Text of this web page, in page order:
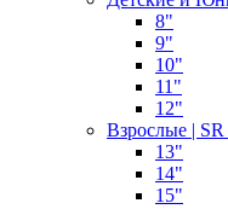
8"
9"
10"
11"
12"
Взрослые |
13"
14"
15"